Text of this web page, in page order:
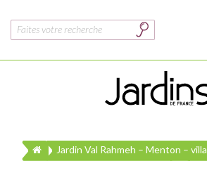
Rechercher :
Jardin Val Rahmeh – Menton – villa